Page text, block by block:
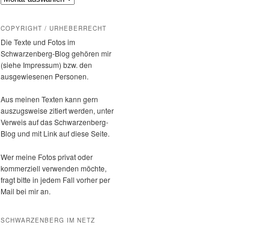
COPYRIGHT / URHEBERRECHT
Die Texte und Fotos im
Schwarzenberg-Blog gehören mir
(siehe Impressum) bzw. den
ausge­wie­senen Personen.
Aus meinen Texten kann gern
auszugs­weise zitiert werden, unter
Verweis auf das Schwarzenberg-
Blog und mit Link auf diese Seite.
Wer meine Fotos privat oder
kommer­ziell verwenden möchte,
fragt bitte in jedem Fall vorher per
Mail bei mir an.
SCHWARZENBERG IM NETZ